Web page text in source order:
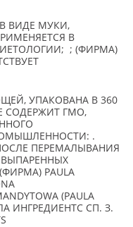
ВИДЕ МУКИ,
В
; (ФИРМА)
УПАКОВАНА В 360
СОДЕРЖИТ ГМО,
.
ПЕРЕМАЛЫВАНИЯ
ВЫПАРЕННЫХ
PAULA
(PAULA
ИНГРЕДИЕНТС СП. З.